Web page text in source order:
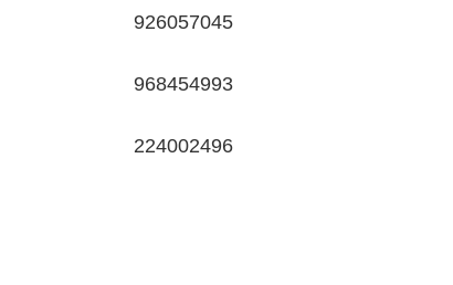
926057045
968454993
224002496